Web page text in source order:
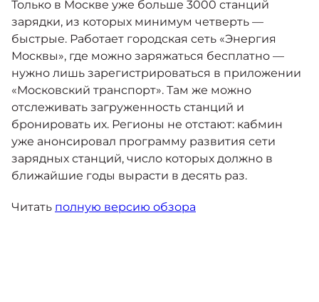
Только в Москве уже больше 3000 станций
зарядки, из которых минимум четверть —
быстрые. Работает городская сеть «Энергия
Москвы», где можно заряжаться бесплатно —
нужно лишь зарегистрироваться в приложении
«Московский транспорт». Там же можно
отслеживать загруженность станций и
бронировать их. Регионы не отстают: кабмин
уже анонсировал программу развития сети
зарядных станций, число которых должно в
ближайшие годы вырасти в десять раз.
Читать полную версию обзора